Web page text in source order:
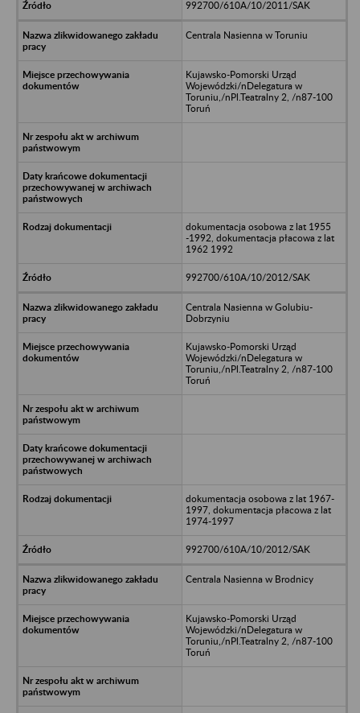
992700/610A/10/2011/SAK
Centrala Nasienna w Toruniu
Kujawsko-Pomorski Urząd
Wojewódzki/nDelegatura w
Toruniu,/nPl.Teatralny 2, /n87-100
Toruń
dokumentacja osobowa z lat 1955
-1992, dokumentacja płacowa z lat
1962 1992
992700/610A/10/2012/SAK
Centrala Nasienna w Golubiu-
Dobrzyniu
Kujawsko-Pomorski Urząd
Wojewódzki/nDelegatura w
Toruniu,/nPl.Teatralny 2, /n87-100
Toruń
dokumentacja osobowa z lat 1967-
1997, dokumentacja płacowa z lat
1974-1997
992700/610A/10/2012/SAK
Centrala Nasienna w Brodnicy
Kujawsko-Pomorski Urząd
Wojewódzki/nDelegatura w
Toruniu,/nPl.Teatralny 2, /n87-100
Toruń